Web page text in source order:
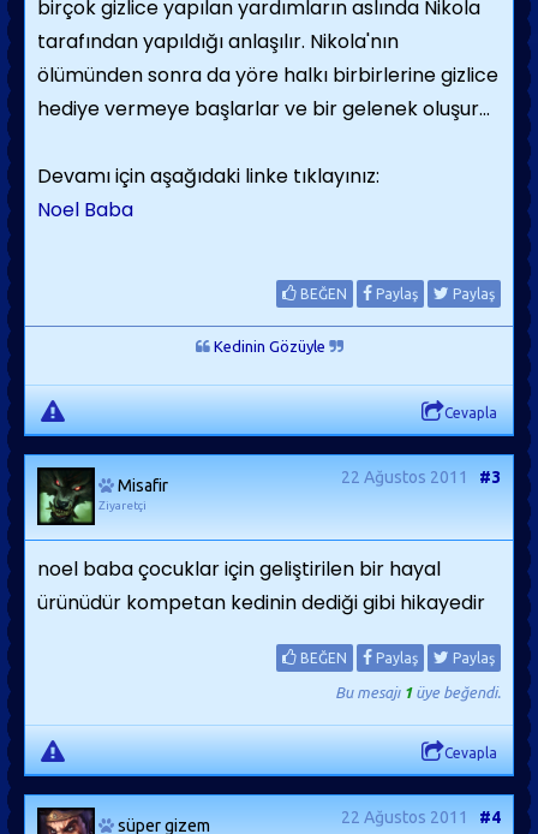
birçok gizlice yapılan yardımların aslında Nikola
tarafından yapıldığı anlaşılır. Nikola'nın
ölümünden sonra da yöre halkı birbirlerine gizlice
hediye vermeye başlarlar ve bir gelenek oluşur...
Devamı için aşağıdaki linke tıklayınız:
Noel Baba
BEĞEN Paylaş Paylaş
Kedinin Gözüyle
Cevapla
Misafir
Ziyaretçi
22 Ağustos 2011 #3
noel baba çocuklar için geliştirilen bir hayal
ürünüdür kompetan kedinin dediği gibi hikayedir
BEĞEN Paylaş Paylaş
Bu mesajı 1üye beğendi.
Cevapla
süper gizem 22 Ağustos 2011 #4